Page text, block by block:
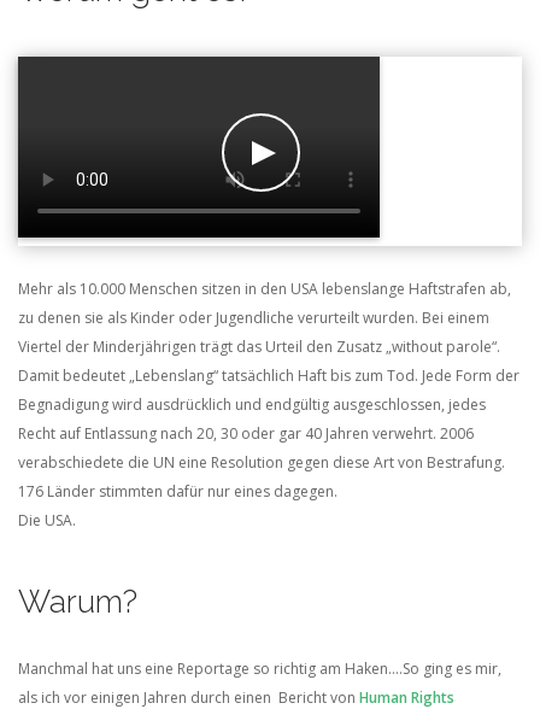
Mehr als 10.000 Menschen sitzen in den USA lebenslange Haftstrafen ab,
zu denen sie als Kinder oder Jugendliche verurteilt wurden. Bei einem
Viertel der Minderjährigen trägt das Urteil den Zusatz „without parole“.
Damit bedeutet „Lebenslang“ tatsächlich Haft bis zum Tod. Jede Form der
Begnadigung wird ausdrücklich und endgültig ausgeschlossen, jedes
Recht auf Entlassung nach 20, 30 oder gar 40 Jahren verwehrt. 2006
verabschiedete die UN eine Resolution gegen diese Art von Bestrafung.
176 Länder stimmten dafür nur eines dagegen.
Die USA.
Warum?
Manchmal hat uns eine Reportage so richtig am Haken….So ging es mir,
als ich vor einigen Jahren durch einen Bericht von Human Rights